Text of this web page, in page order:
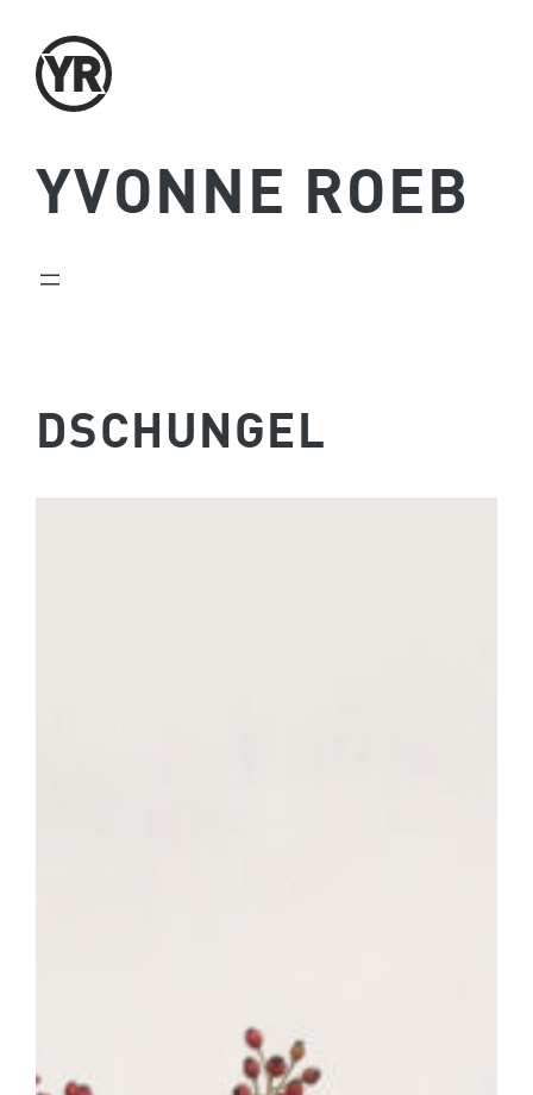
Inhalt
springen
YVONNE ROEB
DSCHUNGEL